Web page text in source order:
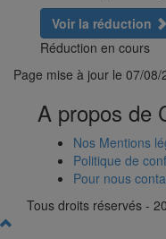
Voir la réduction
Réduction en cours
Page mise à jour le 07/08/
A propos de
Nos Mentions
Politique de
Pour nous
Tous droits réservés -